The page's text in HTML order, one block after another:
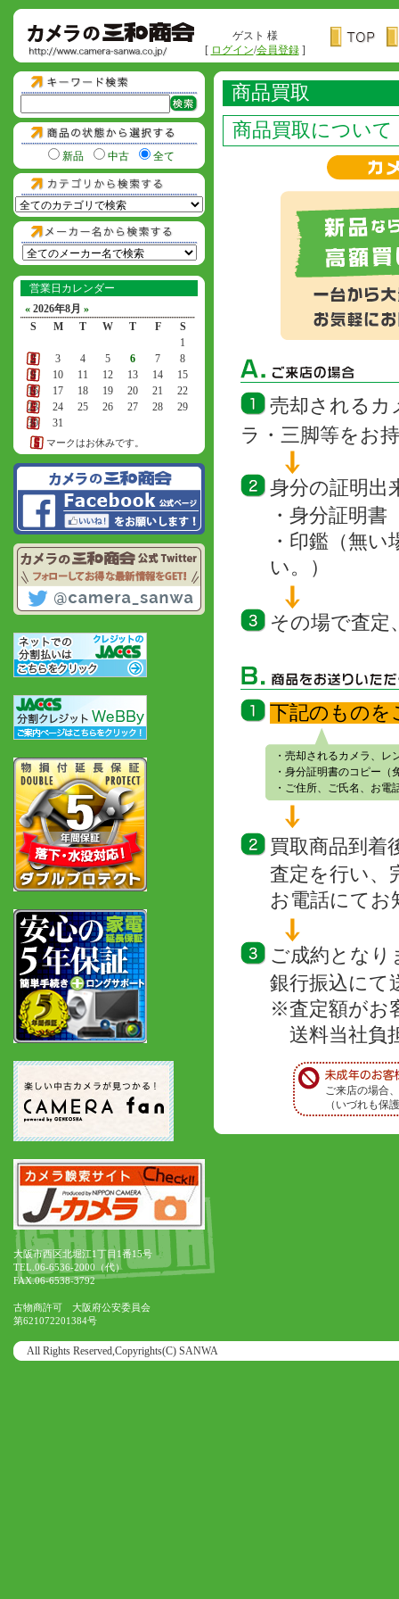
ゲスト 様
[ ログイン/会員登録]
新品 中古 全て
営業日カレンダー
« 2026年8月 »
S
M T W T F
S
1
2
3 4 5 6 7
8
9
10 11 12 13 14
15
16
17 18 19 20 21
22
23
24 25 26 27 28
29
30
31
マークはお休みです。
商品買取
商品買取について
売却されるカ
ラ・三脚等をお
身分の証明出
・身分証明
・印鑑（無
い。）
その場で査定
下記のものを
・売却されるカメラ、
・身分証明書のコピー
・ご住所、ご氏名、お
買取商品到着
査定を行い、
お電話にてお
ご成約となり
銀行振込にて
※査定額がお
送料当社負
ご来店の場合
（いづれも保
大阪市西区北堀江1丁目1番15号
TEL.06-6536-2000（代）
FAX.06-6538-3792
古物商許可 大阪府公安委員会
第621072201384号
All Rights Reserved,Copyrights(C) SANWA